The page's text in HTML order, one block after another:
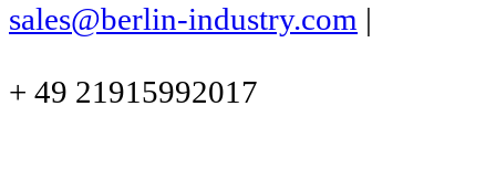
sales@berlin-industry.com |
+ 49 21915992017